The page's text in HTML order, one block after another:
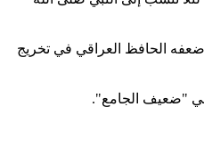
ضعفه الحافظ العراقي في تخريج